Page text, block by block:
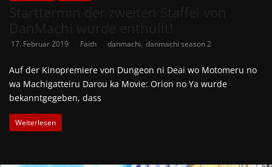
17. Februar 2019 Faith danmachi, danmachi season 2
Auf der Kinopremiere von Dungeon ni Deai wo Motomeru no
wa Machigatteiru Darou ka Movie: Orion no Ya wurde
bekanntgegeben, dass
Weiterlesen